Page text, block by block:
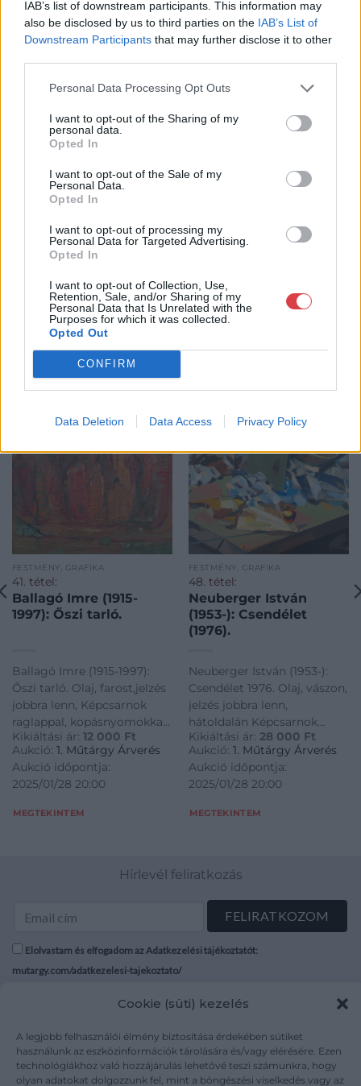
IAB’s list of downstream participants. This information may
also be disclosed by us to third parties on the IAB’s List of
Downstream Participants that may further disclose it to other
Personal Data Processing Opt Outs
I want to opt-out of the Sharing of my
personal data.
Opted In
I want to opt-out of the Sale of my
Personal Data.
Opted In
I want to opt-out of processing my
Personal Data for Targeted Advertising.
Opted In
I want to opt-out of Collection, Use,
Retention, Sale, and/or Sharing of my
Personal Data that Is Unrelated with the
Purposes for which it was collected.
Opted Out
CONFIRM
Data Deletion Data Access Privacy Policy
Cookie (süti) kezelés
A legjobb felhasználói élmény biztosítása érdekében sütiket
használunk az eszközinformációk tárolására és/vagy elérésére. Ezen
technológiákhoz való hozzájárulás lehetővé teszi számunkra, hogy
olyan adatokat dolgozzunk fel, mint a böngészési viselkedés vagy az
Budapest
Képíró u.5.
Fsz./2.
1053
Telefon: 06209447595
Weboldal:
http://www.passagegaleria.hu
iparművészeti alkotásokkal és különleges antik, retró művészi
tárgyakkal várjuk szeretettel.
GALÉRIA TOVÁBBI MŰTÁRGYAI
KAPCSOLÓDÓ MŰTÁRGYAK
FESTMÉNY, GRAFIKA
41. tétel:
Ballagó Imre (1915-
1997): Őszi tarló.
Ballagó Imre (1915-1997):
Őszi tarló. Olaj, farost,jelzés
jobbra lenn, Képcsarnok
raglappal, kopásnyomokkal,
60×80 cm
Kikiáltási ár: 12 000 Ft
Aukció: 1. Műtárgy Árverés
Aukció időpontja:
2025/01/28 20:00
MEGTEKINTEM
FESTMÉNY, GRAFIKA
48. tétel:
Neuberger István
(1953-): Csendélet
(1976).
Neuberger István (1953-):
Csendélet 1976. Olaj, vászon,
jelzés jobbra lenn,
hátoldalán Képcsarnok
címkével 60×80 cm
Kikiáltási ár: 28 000 Ft
Aukció: 1. Műtárgy Árverés
Aukció időpontja:
2025/01/28 20:00
MEGTEKINTEM
Hírlevél feliratkozás
Elolvastam és elfogadom az Adatkezelési tájékoztatót:
mutargy.com/adatkezelesi-tajekoztato/
Médiaajánlat
Karrier
Kapcsolat
Áraink
ÁSZF
Adatvédelem
Impresszum